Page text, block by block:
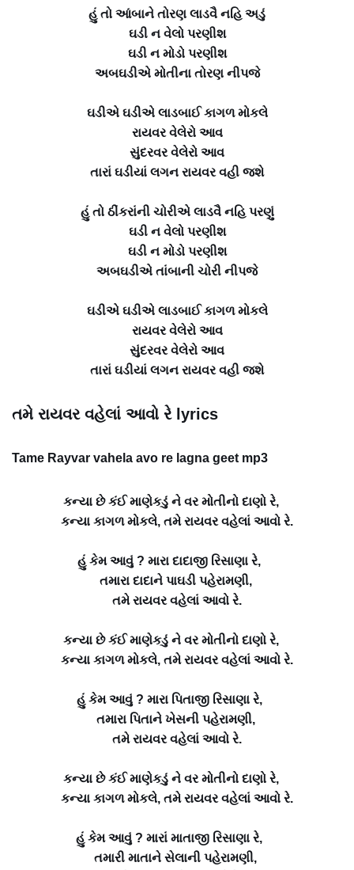
હું તો આંબાને તોરણ લાડવૈ નહિ અડું
ઘડી ન વેલો પરણીશ
ઘડી ન મોડો પરણીશ
અબઘડીએ મોતીના તોરણ નીપજે
ઘડીએ ઘડીએ લાડબાઈ કાગળ મોકલે
રાયવર વેલેરો આવ
સુંદરવર વેલેરો આવ
તારાં ઘડીયાં લગન રાયવર વહી જશે
હું તો ઠીંકરાંની ચોરીએ લાડવૈ નહિ પરણું
ઘડી ન વેલો પરણીશ
ઘડી ન મોડો પરણીશ
અબઘડીએ તાંબાની ચોરી નીપજે
ઘડીએ ઘડીએ લાડબાઈ કાગળ મોકલે
રાયવર વેલેરો આવ
સુંદરવર વેલેરો આવ
તારાં ઘડીયાં લગન રાયવર વહી જશે
તમે રાયવર વહેલાં આવો રે lyrics
Tame Rayvar vahela avo re lagna geet mp3
કન્યા છે કંઈ માણેકડું ને વર મોતીનો દાણો રે,
કન્યા કાગળ મોકલે, તમે રાયવર વહેલાં આવો રે.
હું કેમ આવું ? મારા દાદાજી રિસાણા રે,
તમારા દાદાને પાઘડી પહેરામણી,
તમે રાયવર વહેલાં આવો રે.
કન્યા છે કંઈ માણેકડું ને વર મોતીનો દાણો રે,
કન્યા કાગળ મોકલે, તમે રાયવર વહેલાં આવો રે.
હું કેમ આવું ? મારા પિતાજી રિસાણા રે,
તમારા પિતાને ખેસની પહેરામણી,
તમે રાયવર વહેલાં આવો રે.
કન્યા છે કંઈ માણેકડું ને વર મોતીનો દાણો રે,
કન્યા કાગળ મોકલે, તમે રાયવર વહેલાં આવો રે.
હું કેમ આવું ? મારાં માતાજી રિસાણા રે,
તમારી માતાને સેલાની પહેરામણી,